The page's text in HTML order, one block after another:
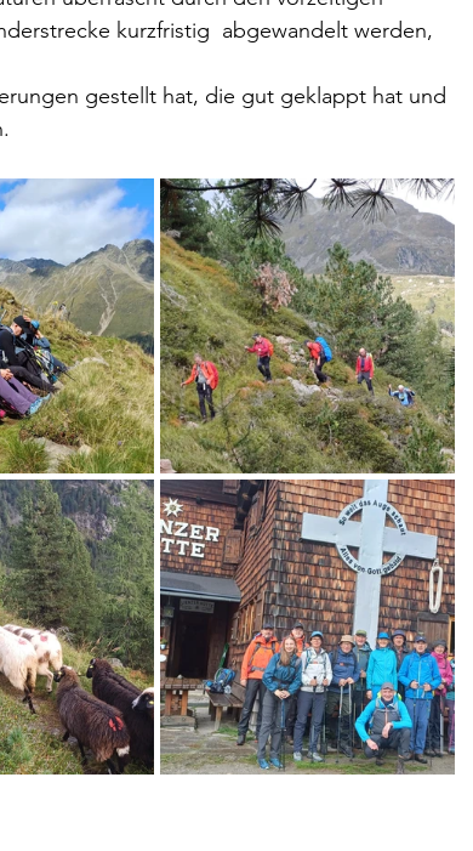
kurzfristig  abgewandelt werden,
gestellt hat, die gut geklappt hat und